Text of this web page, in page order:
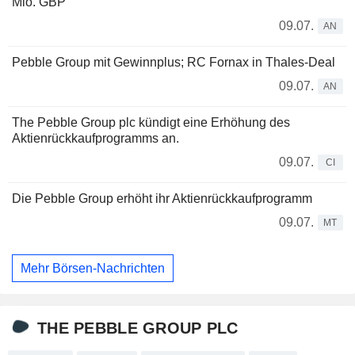
09.07.
AN
Pebble Group mit Gewinnplus; RC Fornax in Thales-Deal
09.07.
AN
The Pebble Group plc kündigt eine Erhöhung des
Aktienrückkaufprogramms an.
09.07.
CI
Die Pebble Group erhöht ihr Aktienrückkaufprogramm
09.07.
MT
Mehr Börsen-Nachrichten
THE PEBBLE GROUP PLC